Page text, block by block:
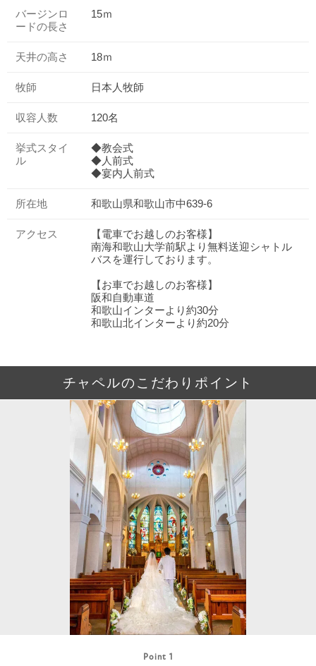
バージンロ
ードの長さ
15ｍ
天井の高さ 18ｍ
牧師 日本人牧師
収容人数 120名
挙式スタイ
ル
◆教会式
◆人前式
◆宴内人前式
所在地 和歌山県和歌山市中639-6
アクセス
【電車でお越しのお客様】
南海和歌山大学前駅より無料送迎シャトル
バスを運行しております。
【お車でお越しのお客様】
阪和自動車道
和歌山インターより約30分
和歌山北インターより約20分
チャペルのこだわりポイント
Point 1